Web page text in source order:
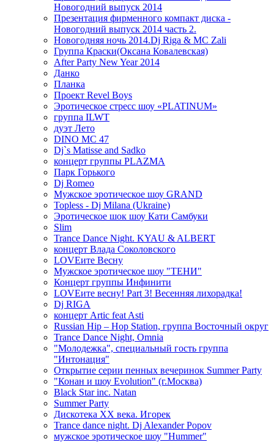
Новогодний выпуск 2014
Презентация фирменного компакт диска -
Новогодний выпуск 2014 часть 2.
Новогодняя ночь 2014.Dj Riga & MC Zali
Группа Краски(Оксана Ковалевская)
After Party New Year 2014
Данко
Планка
Проект Revel Boys
Эротическое стресс шоу «PLATINUM»
группа ILWT
дуэт Лето
DINO MC 47
Dj`s Matisse and Sadko
концерт группы PLAZMA
Парк Горького
Dj Romeo
Мужское эротическое шоу GRAND
Topless - Dj Milana (Ukraine)
Эротическое шок шоу Кати Самбуки
Slim
Trance Dance Night. KYAU & ALBERT
концерт Влада Соколовского
LOVEите Весну
Мужское эротическое шоу "ТЕНИ"
Концерт группы Инфинити
LOVEите весну! Part 3! Весенняя лихорадка!
Dj RIGA
концерт Artic feat Asti
Russian Hip – Hop Station, группа Восточный округ
Trance Dance Night, Omnia
"Молодежка", специальный гость группа
"Интонация"
Открытие серии пенных вечеринок Summer Party
"Конан и шоу Evolution" (г.Москва)
Black Star inc. Natan
Summer Party
Дискотека ХХ века. Игорек
Trance dance night. Dj Alexander Popov
мужское эротическое шоу "Hummer"